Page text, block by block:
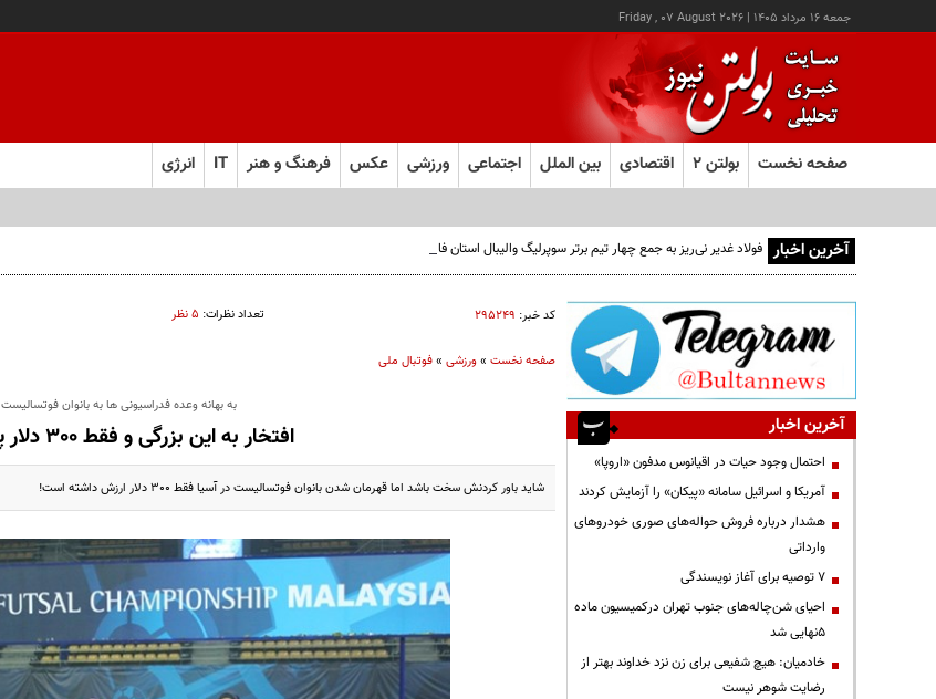
جمعه ۱۶ مرداد ۱۴۰۵ |
Friday , 07 August 2026
صفحه نخست بولتن ۲ اقتصادی بین الملل اجتماعی ورزشی عکس فرهنگ و هنر IT انرژی
آخرین اخبار فولاد غدیر نی‌ریز به جمع چهار تیم برتر سوپرلیگ والیبال استان فارس صعود کرد
کد خبر: ۲۹۵۲۴۹ تعداد نظرات: ۵ نظر
صفحه نخست»ورزشی»فوتبال ملی
به بهانه وعده فدراسیونی ها به بانوان فوتسالیست
افتخار به این بزرگی و فقط 300 دلار پاداش؟
شاید باور کردنش سخت باشد اما قهرمان شدن بانوان فوتسالیست در آسیا فقط 300 دلار ارزش داشته است!
آخرین اخبار
احتمال وجود حیات در اقیانوس مدفون «اروپا»
آمریکا و اسرائیل سامانه «پیکان» را آزمایش کردند
هشدار درباره فروش حواله‌های صوری خودروهای
وارداتی
۷ توصیه برای آغاز نویسندگی
احیای شن‌چاله‌های جنوب تهران درکمیسیون ماده
۵نهایی شد
خادمیان: هیچ شفیعی برای زن نزد خداوند بهتر از
رضایت شوهر نیست